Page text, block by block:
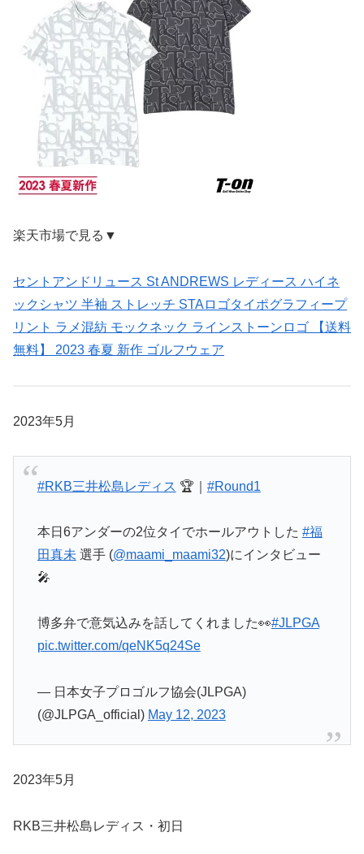
楽天市場で見る▼
セントアンドリュース St ANDREWS レディース ハイネ
ックシャツ 半袖 ストレッチ STAロゴタイポグラフィープ
リント ラメ混紡 モックネック ラインストーンロゴ 【送料
無料】 2023 春夏 新作 ゴルフウェア
2023年5月
#RKB三井松島レディス 🏆｜ #Round1
本日6アンダーの2位タイでホールアウトした #福
田真未 選手 (@maami_maami32)にインタビュー
🎤
博多弁で意気込みを話してくれました👀#JLPGA
pic.twitter.com/qeNK5q24Se
— 日本女子プロゴルフ協会(JLPGA)
(@JLPGA_official) May 12, 2023
2023年5月
RKB三井松島レディス・初日